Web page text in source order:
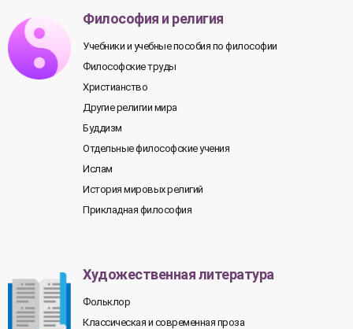
Философия и религия
Учебники и учебные пособия по философии
Философские труды
Христианство
Другие религии мира
Буддизм
Отдельные философские учения
Ислам
История мировых религий
Прикладная философия
Художественная литература
Фольклор
Классическая и современная проза